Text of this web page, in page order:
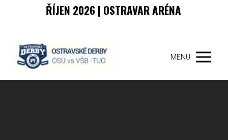
ŘÍJEN 2026 | OSTRAVAR ARÉNA
MENU